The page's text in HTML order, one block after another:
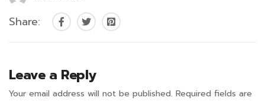
Share:
Leave a Reply
Your email address will not be published. Required fields are